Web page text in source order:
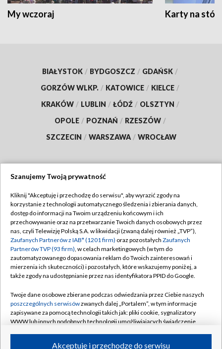
My wczoraj Karty na
BIAŁYSTOK / BYDGOSZCZ / GDAŃSK /
GORZÓW WLKP. / KATOWICE / KIELCE /
KRAKÓW / LUBLIN / ŁÓDŹ / OLSZTYN /
OPOLE / POZNAŃ / RZESZÓW /
SZCZECIN / WARSZAWA / WROCŁAW
TVP
Abonament TVP
Emisja w TVP
Centrum informacji TVP
Naziemna Telewizja Cyfrowa
Rada Programowa
System NOS
Informacje o nadawcy
Regulamin TVP
Polityka prywatności
Moje zgody
Pomoc
Kontakt
Kanały
Szanujemy Twoją prywatność
Kliknij "Akceptuję i przechodzę do serwisu", aby wyrazić zgody na
korzystanie z technologii automatycznego śledzenia i zbierania danych,
dostęp do informacji na Twoim urządzeniu końcowym i ich
przechowywanie oraz na przetwarzanie Twoich danych osobowych przez
nas, czyli Telewizję Polską S.A. w likwidacji (zwaną dalej również „TVP”),
Zaufanych Partnerów z IAB* (1201 firm) oraz pozostałych Zaufanych
Partnerów TVP (93 firm), w celach marketingowych (w tym do
zautomatyzowanego dopasowania reklam do Twoich zainteresowań i
mierzenia ich skuteczności) i pozostałych, które wskazujemy poniżej, a
także zgody na udostępnianie przez nas identyfikatora PPID do Google.
Twoje dane osobowe zbierane podczas odwiedzania przez Ciebie naszych
poszczególnych serwisówzwanych dalej „Portalem”, w tym informacje
zapisywane za pomocą technologii takich jak: pliki cookie, sygnalizatory
WWW lub innych podobnych technologii umożliwiających świadczenie
Akceptuję i przechodzę do serwisu